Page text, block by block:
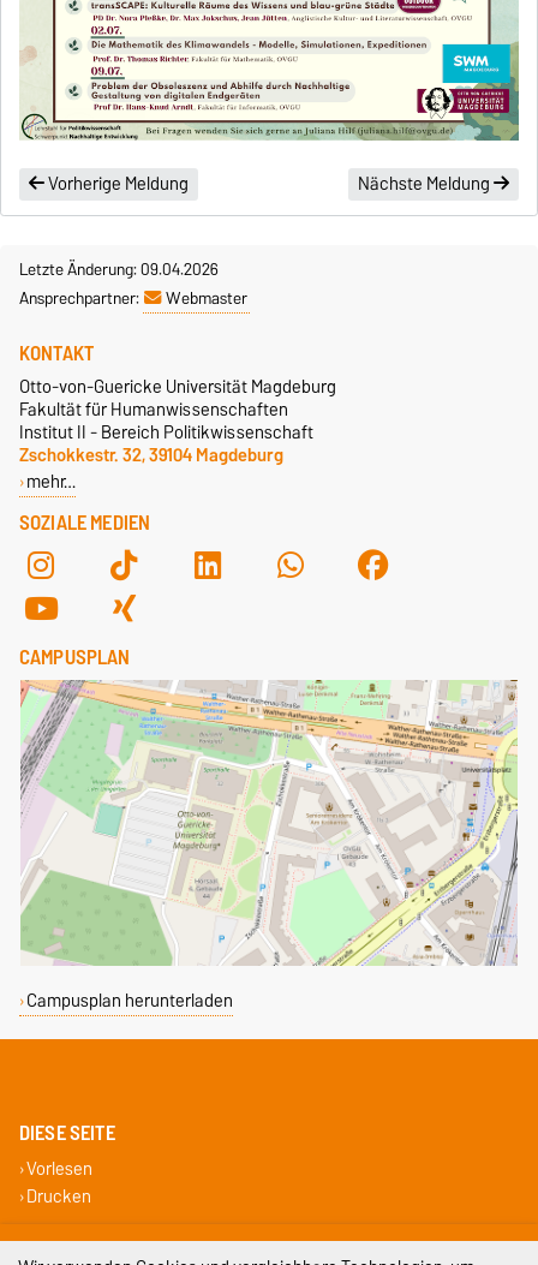
Vorherige Meldung Nächste Meldung
Letzte Änderung: 09.04.2026
Ansprechpartner:
Webmaster
SOZIALE MEDIEN
KONTAKT
Otto-von-Guericke Universität Magdeburg
Fakultät für Humanwissenschaften
Institut II - Bereich Politikwissenschaft
Zschokkestr. 32, 39104 Magdeburg
mehr…
CAMPUSPLAN
Campusplan herunterladen
DIESE SEITE
Vorlesen
Drucken
Impressum